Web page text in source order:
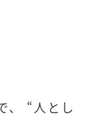
“人とし